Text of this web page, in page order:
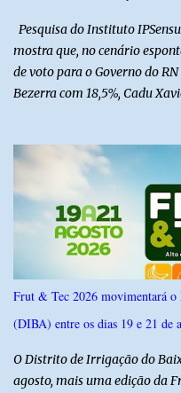
Pesquisa do Instituto
mostra que, no cenário
de voto para o Governo do
Bezerra com 18,5%, Cadu
do Norte entre os dias 18 e 22
possui margem de erro de
confiança de 95%. Registro
Frut & Tec 2026 movimentará
(DIBA) entre os dias 19 e 21 de
O Distrito de Irrigação do
agosto, mais uma edição da